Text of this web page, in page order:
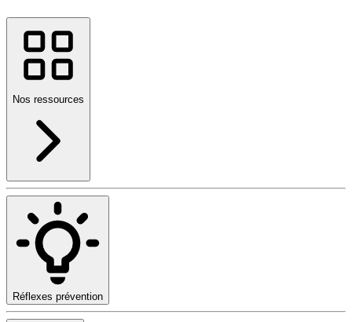
Nos ressources
Réflexes prévention